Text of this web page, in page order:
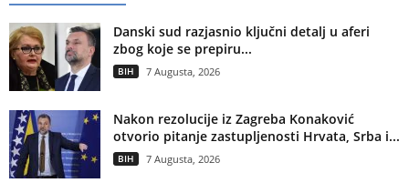
Danski sud razjasnio ključni detalj u aferi
zbog koje se prepiru...
BIH 7 Augusta, 2026
Nakon rezolucije iz Zagreba Konaković
otvorio pitanje zastupljenosti Hrvata, Srba i...
BIH 7 Augusta, 2026